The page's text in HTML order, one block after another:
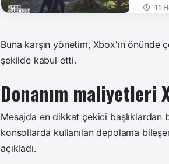
11
Buna karşın yönetim, Xbox'ın
şekilde kabul etti.
Donanım maliyetleri
Mesajda en dikkat çekici başlıklardan
konsollarda kullanılan depolama
açıkladı.